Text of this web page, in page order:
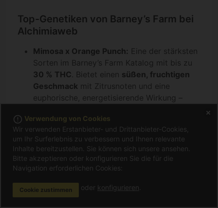
Top-Genetiken von Barney’s Farm bei
Alchimiaweb
Mimosa x Orange Punch: Eine der stärksten
Sorten im Barney’s Farm Katalog mit bis zu
30 % THC. Bietet einen süßen, fruchtigen
Geschmack mit Zitrusnoten und eine
euphorische, energetisierende Wirkung –
Gorilla Zkittlez:Eine Kreuzung aus
Glue undZkittlez . Diese Genetik produziert
extrem harzige Blütenmit einem süßlich-
tropischen Aromaprofil. Ihre Wirkung ist
stark, entspannend und langanhaltend –
perfekt zum Abschalten.
Moby Dick:Eine legendäre Sorte, jetzt neu
error_outline Verwendung von Cookies
Wir verwenden Erstanbieter- und Drittanbieter-Cookies,
um Ihr Surferlebnis zu verbessern und Ihnen relevante
Inhalte bereitzustellen. Sie können sich unsere ansehen.
Bitte akzeptieren oder konfigurieren Sie die für die
Navigation erforderlichen Cookies:
Cookie zustimmen oder konfigurieren